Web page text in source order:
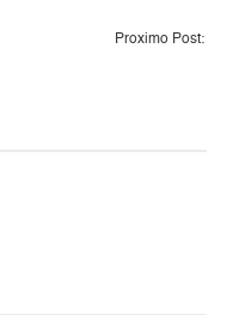
Proximo Post: